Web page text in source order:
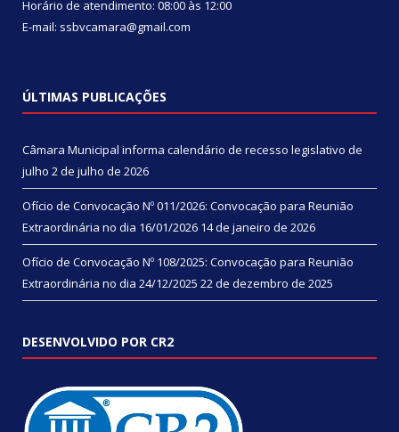
Horário de atendimento: 08:00 às 12:00
E-mail: ssbvcamara@gmail.com
ÚLTIMAS PUBLICAÇÕES
Câmara Municipal informa calendário de recesso legislativo de
julho 2 de julho de 2026
Ofício de Convocação Nº 011/2026: Convocação para Reunião
Extraordinária no dia 16/01/2026 14 de janeiro de 2026
Ofício de Convocação Nº 108/2025: Convocação para Reunião
Extraordinária no dia 24/12/2025 22 de dezembro de 2025
DESENVOLVIDO POR CR2